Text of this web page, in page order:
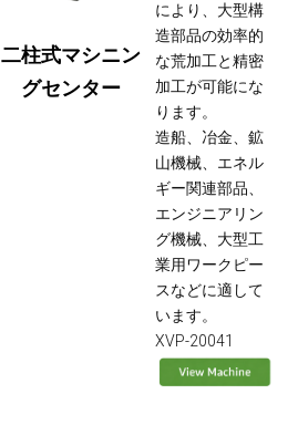
二柱式マシニン
グセンター
により、大型構
造部品の効率的
な荒加工と精密
加工が可能にな
ります。
造船、冶金、鉱
山機械、エネル
ギー関連部品、
エンジニアリン
グ機械、大型工
業用ワークピー
スなどに適して
います。
XVP-20041